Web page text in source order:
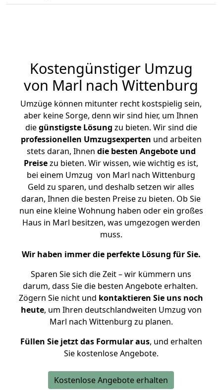
Kostengünstiger Umzug
von Marl nach Wittenburg
Umzüge können mitunter recht kostspielig sein,
aber keine Sorge, denn wir sind hier, um Ihnen
diegünstigste Lösung zu bieten. Wir sind die
professionellen Umzugsexperten und arbeiten
stets daran, Ihnen die besten Angebote und
Preisezu bieten. Wir wissen, wie wichtig es ist,
bei einem Umzug von Marl nach Wittenburg
Geld zu sparen, und deshalb setzen wir alles
daran, Ihnen die besten Preise zu bieten. Ob Sie
nun eine kleine Wohnung haben oder ein großes
Haus in Marl besitzen, was umgezogen werden
muss.
Wir haben immer die perfekte Lösung für Sie.
Sparen Sie sich die Zeit – wir kümmern uns
darum, dass Sie die besten Angebote erhalten.
Zögern Sie nicht und kontaktieren Sie uns noch
heute, um Ihren deutschlandweiten Umzug von
Marl nach Wittenburg zu planen.
Füllen Sie jetzt das Formular aus, und erhalten
Sie kostenlose Angebote.
Kostenlose Angebote erhalten